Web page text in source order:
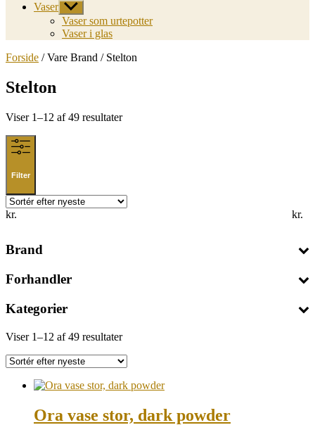
Vaser Vis
undermenu
Vaser som urtepotter
Vaser i glas
Forside / Vare Brand / Stelton
Stelton
Viser 1–12 af 49 resultaterSorted
Filter
kr. kr.
Brand
Forhandler
Kategorier
Viser 1–12 af 49 resultaterSorted
latest
Ora vase stor, dark powder